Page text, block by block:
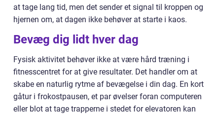
at tage lang tid, men det sender et signal til kroppen og
hjernen om, at dagen ikke behøver at starte i kaos.
Bevæg dig lidt hver dag
Fysisk aktivitet behøver ikke at være hård træning i
fitnesscentret for at give resultater. Det handler om at
skabe en naturlig rytme af bevægelse i din dag. En kort
gåtur i frokostpausen, et par øvelser foran computeren
eller blot at tage trapperne i stedet for elevatoren kan